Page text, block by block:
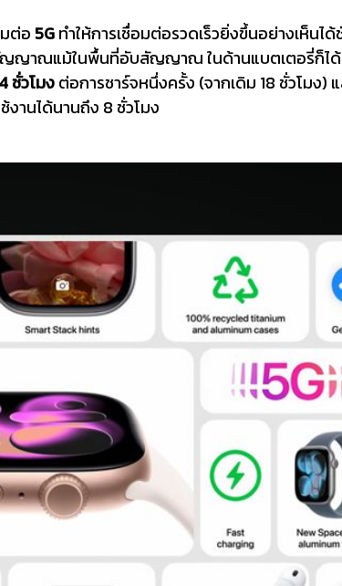
ต่อ 5Gทำให้การเชื่อมต่อรวดเร็วยิ่งขึ้นอย่างเห็นได้
ญญาณแม้ในพื้นที่อับสัญญาณ ในด้านแบตเตอรี่ก็ได้
ชั่วโมงต่อการชาร์จหนึ่งครั้ง (จากเดิม 18 ชั่วโมง)
งานได้นานถึง 8 ชั่วโมง